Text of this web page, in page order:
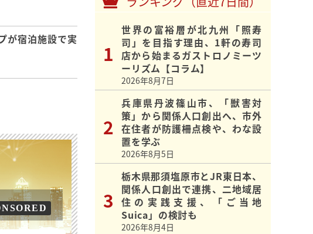
が宿泊施設で実
世界の富裕層が北九州「照寿
司」を目指す理由、1軒の寿司
店から始まるガストロノミーツ
ーリズム【コラム】
2026年8月7日
兵庫県丹波篠山市、「獣害対
策」から関係人口創出へ、市外
在住者が防護柵点検や、わな設
置を学ぶ
2026年8月5日
栃木県那須塩原市とJR東日本、
関係人口創出で連携、二地域居
住の実践支援、「ご当地
Suica」の検討も
2026年8月4日